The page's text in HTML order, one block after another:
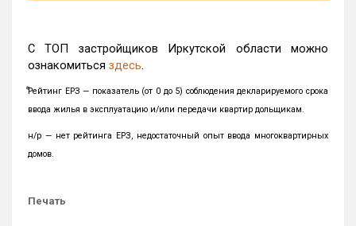
С ТОП застройщиков Иркутской области можно
ознакомиться здесь.
⃰Рейтинг ЕРЗ — показатель (от 0 до 5) соблюдения декларируемого срока
ввода жилья в эксплуатацию и/или передачи квартир дольщикам.
н/р — нет рейтинга ЕРЗ, недостаточный опыт ввода многоквартирных
домов.
Печать